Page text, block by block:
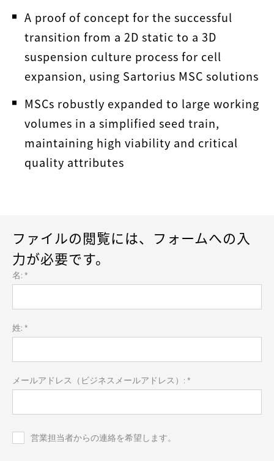
A proof of concept for the successful
transition from a 2D static to a 3D
suspension culture process for cell
expansion, using Sartorius MSC solutions
MSCs robustly expanded to large working
volumes in a simplified seed train,
maintaining high viability and critical
quality attributes
ファイルの閲覧には、フォームへの入
力が必要です。
名: *
姓: *
メールアドレス（ビジネスメールアドレス）: *
営業担当者からの連絡を希望します。